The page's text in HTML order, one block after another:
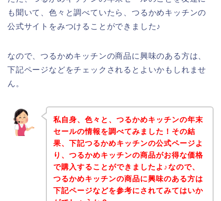
も聞いて、色々と調べていたら、つるかめキッチンの
公式サイトをみつけることができました♪
なので、つるかめキッチンの商品に興味のある方は、
下記ページなどをチェックされるとよいかもしれませ
ん。
私自身、色々と、つるかめキッチンの年末
セールの情報を調べてみました！その結
果、下記つるかめキッチンの公式ページよ
り、つるかめキッチンの商品がお得な価格
で購入することができましたよ♪なので、
つるかめキッチンの商品に興味のある方は
下記ページなどを参考にされてみてはいか